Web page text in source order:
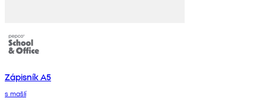
Zápisník A5
s mašlí